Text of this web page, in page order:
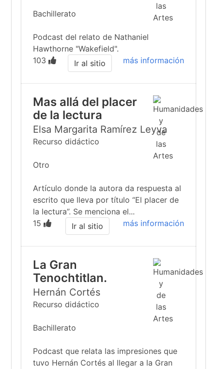
Bachillerato
Podcast del relato de Nathaniel
Hawthorne "Wakefield".
103
más información
Ir al sitio
Mas allá del placer
de la lectura
Elsa Margarita Ramírez Leyva
Recurso didáctico
Otro
Artículo donde la autora da respuesta al
escrito que lleva por título “El placer de
la lectura”. Se menciona el...
15
más información
Ir al sitio
La Gran
Tenochtitlan.
Hernán Cortés
Recurso didáctico
Bachillerato
Podcast que relata las impresiones que
tuvo Hernán Cortés al llegar a la Gran